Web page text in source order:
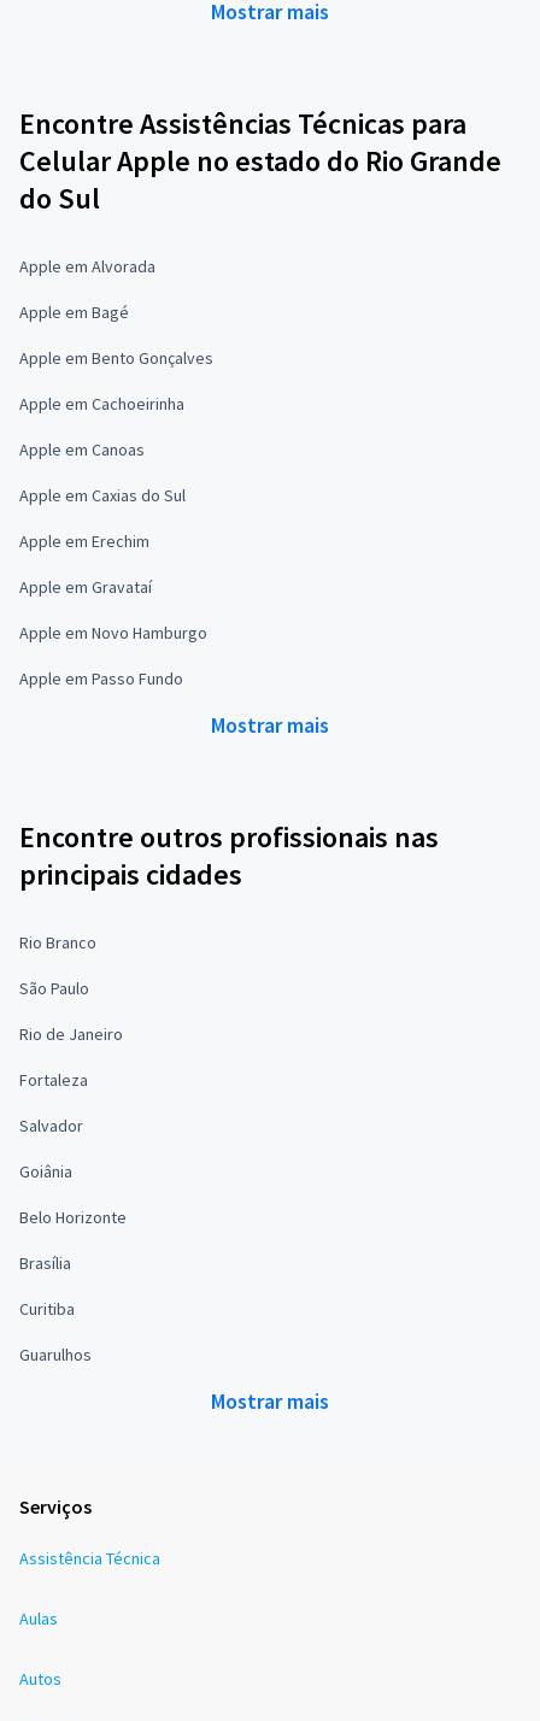
Mostrar mais
Encontre Assistências Técnicas para
Celular Apple no estado do Rio Grande
do Sul
Apple em Alvorada
Apple em Bagé
Apple em Bento Gonçalves
Apple em Cachoeirinha
Apple em Canoas
Apple em Caxias do Sul
Apple em Erechim
Apple em Gravataí
Apple em Novo Hamburgo
Apple em Passo Fundo
Mostrar mais
Encontre outros profissionais nas
principais cidades
Rio Branco
São Paulo
Rio de Janeiro
Fortaleza
Salvador
Goiânia
Belo Horizonte
Brasília
Curitiba
Guarulhos
Mostrar mais
Serviços
Assistência Técnica
Aulas
Autos